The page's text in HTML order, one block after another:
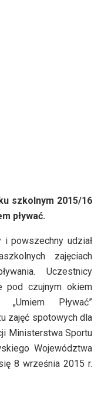
szkolnym 2015/16
pływać.
i powszechny udział
zajęciach
Uczestnicy
pod czujnym okiem
Pływać”
zajęć spotowych dla
Ministerstwa Sportu
Województwa
8 września 2015 r.